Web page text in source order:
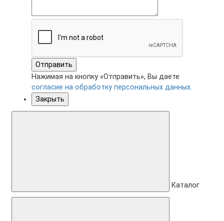
Отправить
Нажимая на кнопку «Отправить», Вы даете
согласие на обработку персональных данных.
Закрыть
Каталог